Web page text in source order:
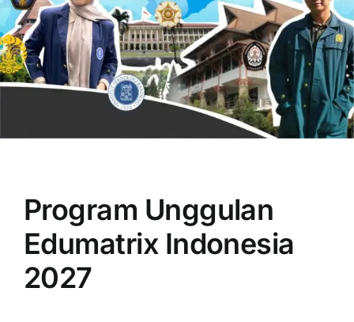
OUR PROGRAM
CONTACT US
Program Unggulan
Edumatrix Indonesia
2027